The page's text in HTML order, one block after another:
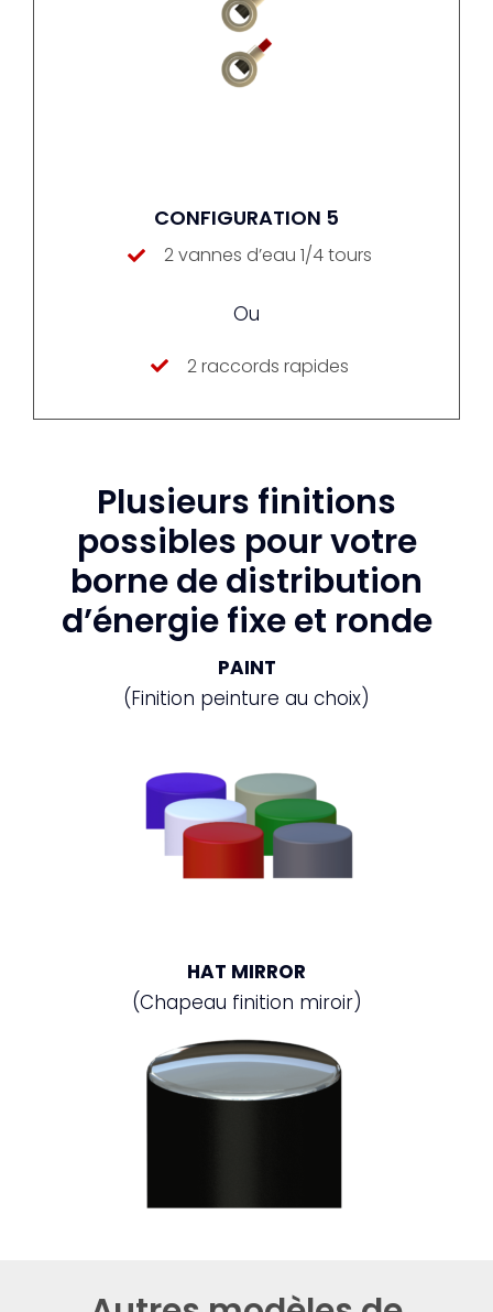
CONFIGURATION 5
2 vannes d’eau 1/4 tours
Ou
2 raccords rapides
Plusieurs finitions
possibles pour votre
borne de distribution
d’énergie fixe et ronde
PAINT
(Finition peinture au choix)
HAT MIRROR
(Chapeau finition miroir)